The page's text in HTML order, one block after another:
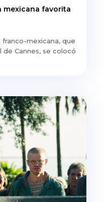
mexicana favorita
franco-mexicana, que
Cannes, se colocó